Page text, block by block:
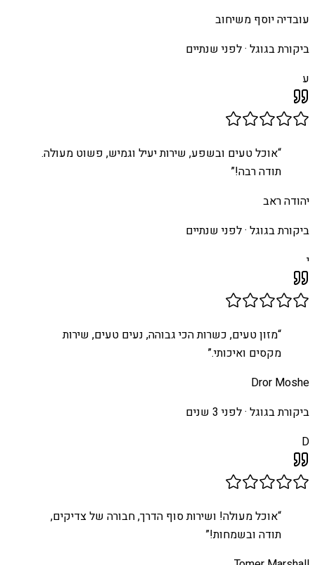
עובדיה יוסף משיחוב
ביקורת בגוגל ·לפני שנתיים
ע
“אוכל טעים ובשפע, שירות יעיל וגמיש, פשוט מעולה.
תודה רבה!”
יהודה ראב
ביקורת בגוגל ·לפני שנתיים
י
“מזון טעים, כשרות הכי גבוהה, נעים טעים, שירות
מקסים ואיכותי.”
Dror Moshe
ביקורת בגוגל ·לפני 3 שנים
D
“אוכל מעולה! ושירות סוף הדרך, חבורה של צדיקים,
תודה ובשמחות!”